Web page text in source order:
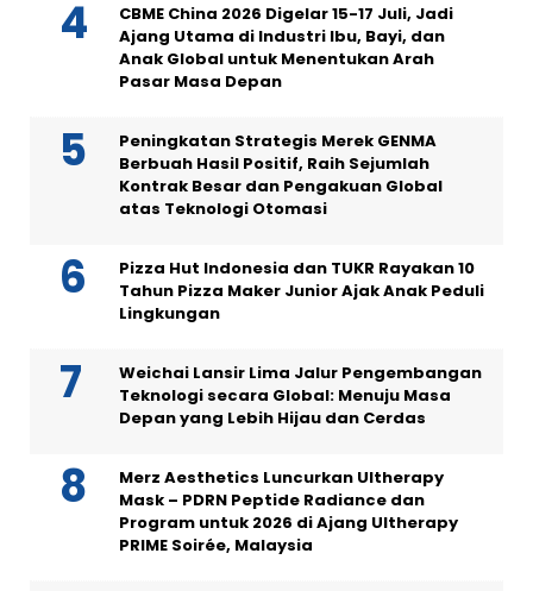
CBME China 2026 Digelar 15-17 Juli, Jadi
Ajang Utama di Industri Ibu, Bayi, dan
Anak Global untuk Menentukan Arah
Pasar Masa Depan
Peningkatan Strategis Merek GENMA
Berbuah Hasil Positif, Raih Sejumlah
Kontrak Besar dan Pengakuan Global
atas Teknologi Otomasi
Pizza Hut Indonesia dan TUKR Rayakan 10
Tahun Pizza Maker Junior Ajak Anak Peduli
Lingkungan
Weichai Lansir Lima Jalur Pengembangan
Teknologi secara Global: Menuju Masa
Depan yang Lebih Hijau dan Cerdas
Merz Aesthetics Luncurkan Ultherapy
Mask – PDRN Peptide Radiance dan
Program untuk 2026 di Ajang Ultherapy
PRIME Soirée, Malaysia